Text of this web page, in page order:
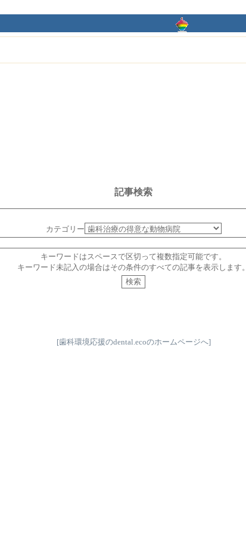
記事検索
カテゴリー
キーワードはスペースで区切って複数指定可能です。
キーワード未記入の場合はその条件のすべての記事を表示します。
[歯科環境応援のdental.ecoのホームページへ]